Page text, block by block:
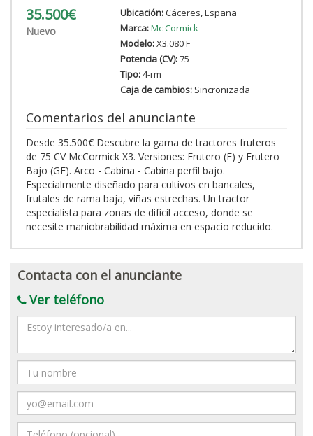
35.500€
Nuevo
Ubicación:Cáceres, España
Marca:Mc Cormick
Modelo:X3.080 F
Potencia (CV):75
Tipo:4-rm
Caja de cambios:Sincronizada
Comentarios del anunciante
Desde 35.500€ Descubre la gama de tractores fruteros
de 75 CV McCormick X3. Versiones: Frutero (F) y Frutero
Bajo (GE). Arco - Cabina - Cabina perfil bajo.
Especialmente diseñado para cultivos en bancales,
frutales de rama baja, viñas estrechas. Un tractor
especialista para zonas de difícil acceso, donde se
necesite maniobrabilidad máxima en espacio reducido.
Contacta con el anunciante
Ver teléfono
Mensaje
Nombre
Email
Teléfono